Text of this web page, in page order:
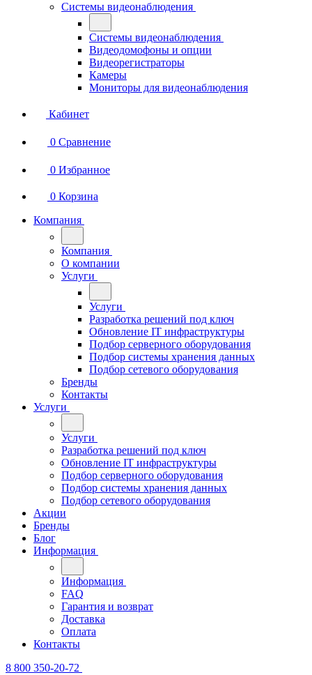
Системы видеонаблюдения
Системы видеонаблюдения
Видеодомофоны и опции
Видеорегистраторы
Камеры
Мониторы для видеонаблюдения
Кабинет
0 Сравнение
0 Избранное
0 Корзина
Компания
Компания
О компании
Услуги
Услуги
Разработка решений под ключ
Обновление IT инфраструктуры
Подбор серверного оборудования
Подбор системы хранения данных
Подбор сетевого оборудования
Бренды
Контакты
Услуги
Услуги
Разработка решений под ключ
Обновление IT инфраструктуры
Подбор серверного оборудования
Подбор системы хранения данных
Подбор сетевого оборудования
Акции
Бренды
Блог
Информация
Информация
FAQ
Гарантия и возврат
Доставка
Оплата
Контакты
8 800 350-20-72